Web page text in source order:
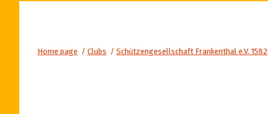
Home page / Clubs / Schützengesellschaft Frankenthal e.V. 1582